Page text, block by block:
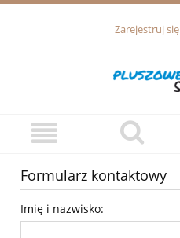
Zarejestruj się
Formularz kontaktowy
Imię i nazwisko: